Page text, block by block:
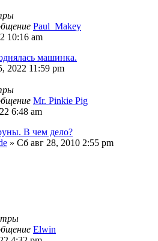
Paul_Makey
10:16 am
машинка.
2022 11:59 pm
Mr. Pinkie Pig
6:48 am
В чем дело?
» Сб авг 28, 2010 2:55 pm
Elwin